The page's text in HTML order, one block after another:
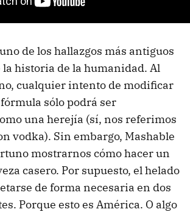
de los hallazgos más antiguos
historia de la humanidad. Al
cualquier intento de modificar
sólo podrá ser
una herejía (sí, nos referimos
vodka). Sin embargo, Mashable
mostrarnos cómo hacer un
casero. Por supuesto, el helado
de forma necesaria en dos
Porque esto es América. O algo